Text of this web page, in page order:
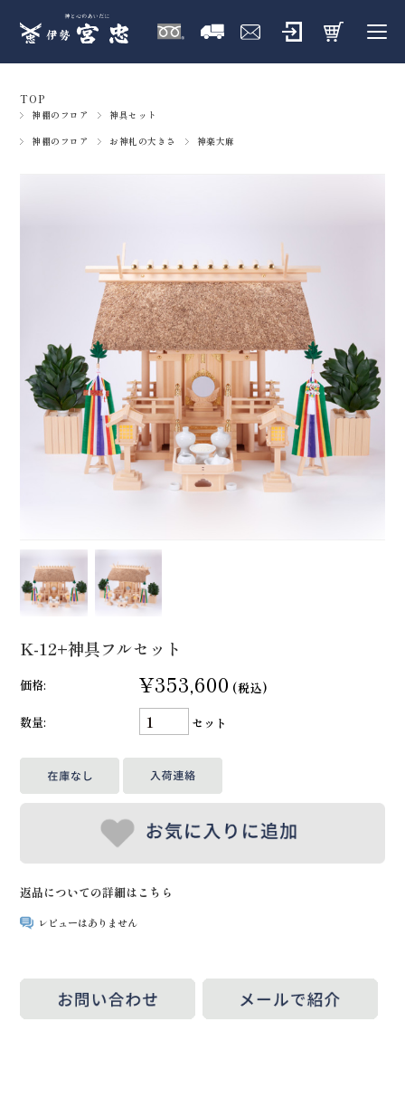
TOP
神棚のフロア 神具セット
神棚のフロア お神札の大きさ 神楽大麻
K-12+神具フルセット
価格: ¥353,600 (税込)
数量:
セット
返品についての詳細はこちら
レビューはありません